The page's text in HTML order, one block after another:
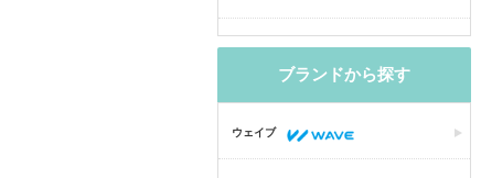
ブランドから探す
ウェイブ